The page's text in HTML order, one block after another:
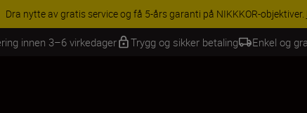
SAVINGS | Få 15 % rabatt på utvalgt tilbehør, gjør fotoutstyret
innen 3–6 virkedager Trygg og sikker betaling Enkel og